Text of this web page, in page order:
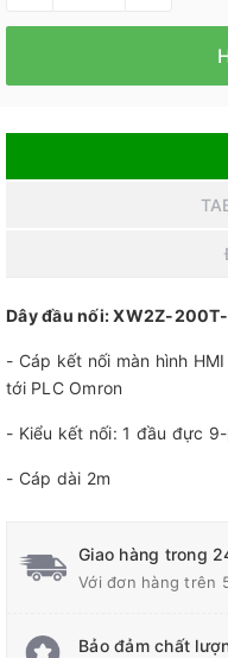
Dây đầu nối: XW2Z-
- Cáp kết nối màn hình
tới PLC Omron
- Kiểu kết nối: 1 đầu đực
- Cáp dài 2m
Giao hàng trong
Với đơn hàng trên
Bảo đảm chất